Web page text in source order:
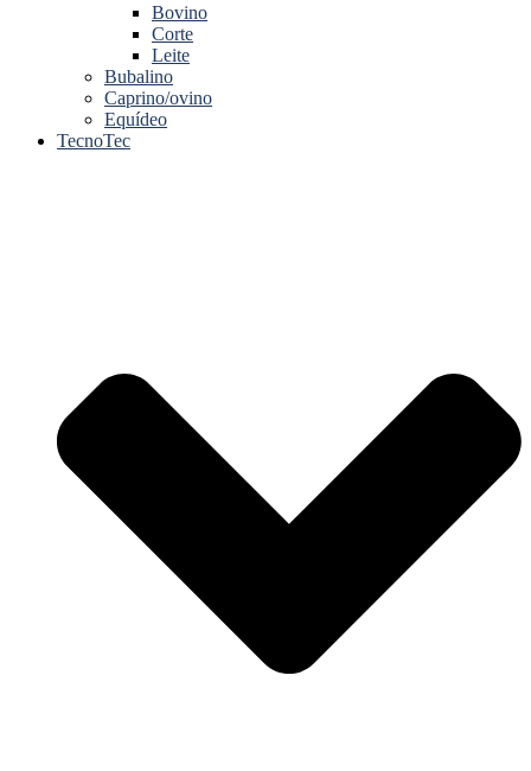
Bovino
Corte
Leite
Bubalino
Caprino/ovino
Equídeo
TecnoTec